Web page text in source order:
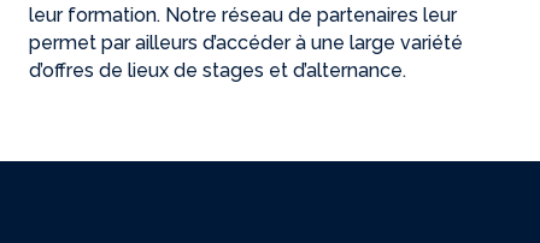
leur formation. Notre réseau de partenaires leur
permet par ailleurs d’accéder à une large variété
d’offres de lieux de stages et d’alternance.